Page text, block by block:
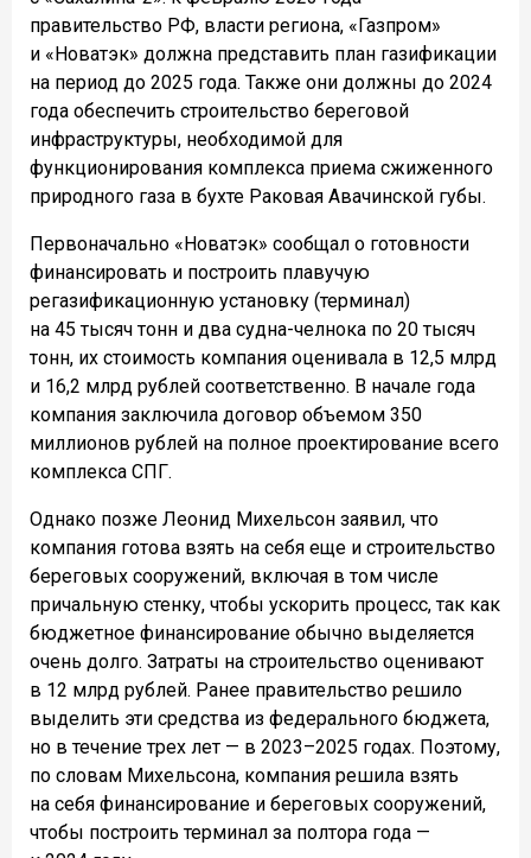
правительство РФ, власти региона, «Газпром»
и «Новатэк» должна представить план газификации
на период до 2025 года. Также они должны до 2024
года обеспечить строительство береговой
инфраструктуры, необходимой для
функционирования комплекса приема сжиженного
природного газа в бухте Раковая Авачинской губы.
Первоначально «Новатэк» сообщал о готовности
финансировать и построить плавучую
регазификационную установку (терминал)
на 45 тысяч тонн и два судна-челнока по 20 тысяч
тонн, их стоимость компания оценивала в 12,5 млрд
и 16,2 млрд рублей соответственно. В начале года
компания заключила договор объемом 350
миллионов рублей на полное проектирование всего
комплекса СПГ.
Однако позже Леонид Михельсон заявил, что
компания готова взять на себя еще и строительство
береговых сооружений, включая в том числе
причальную стенку, чтобы ускорить процесс, так как
бюджетное финансирование обычно выделяется
очень долго. Затраты на строительство оценивают
в 12 млрд рублей. Ранее правительство решило
выделить эти средства из федерального бюджета,
но в течение трех лет — в 2023–2025 годах. Поэтому,
по словам Михельсона, компания решила взять
на себя финансирование и береговых сооружений,
чтобы построить терминал за полтора года —